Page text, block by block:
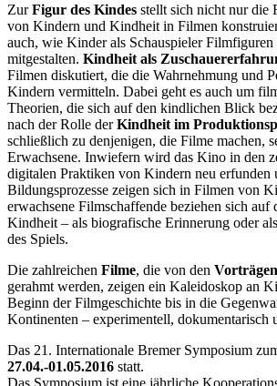
ZurFigur des Kindes stellt sich nicht nur die
von Kindern und Kindheit in Filmen
auch, wie Kinder als Schauspieler
mitgestalten. Kindheit als
Filmen diskutiert, die die Wahrnehmung und
Kindern vermitteln. Dabei geht es auch um
Theorien, die sich auf den kindlichen Blick
nach der Rolle derKindheit im
schließlich zu denjenigen, die Filme machen,
Erwachsene. Inwiefern wird das Kino in den
digitalen Praktiken von Kindern neu erfunden
Bildungsprozesse zeigen sich in Filmen von
erwachsene Filmschaffende beziehen sich auf
Kindheit – als biografische Erinnerung oder
des Spiels.
Die zahlreichen Filme, die von den Vorträgen
gerahmt werden, zeigen ein Kaleidoskop an
Beginn der Filmgeschichte bis in die
Kontinenten – experimentell, dokumentarisch
Das 21. Internationale Bremer Symposium
27.04.-01.05.2016 statt.
Das Symposium ist eine jährliche